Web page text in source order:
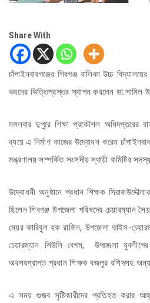
Share With
চাঁপাইনবাবগঞ্জের শিবগঞ্জ বালিকা উচ্চ
ভবনের ভিত্তিপ্রস্তর স্থাপন করলেন ডা.সামিল
মঙ্গলবার দুপুরে শিক্ষা প্রকৌশল অধিদপ্তরের
ব্যয়ে এ নির্মাণ কাজের উদ্বোধন করেন
মন্ত্রণালয় সম্পর্কিত সংসদীয় স্থায়ী কমিটির
উদ্বোধনী অনুষ্ঠানে প্রধান শিক্ষক
ছিলেন শিবগঞ্জ উপজেলা পরিষদের চেয়ারম্যান
মেয়র কারিবুল হক রাজিন, উপজেলা ভাইস-
চেয়ারম্যান শিউলি বেগম, উপজেলা
অবসরপ্রাপ্ত প্রধান শিক্ষক বজলুর রশিদসহ
এ সময় গুজব সৃষ্টিকারীদের প্রতিহত করার